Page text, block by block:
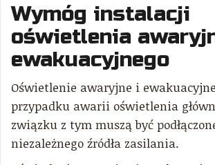
Wymóg instalacji
oświetlenia
ewakuacyjnego
Oświetlenie awaryjne i
przypadku awarii oświetlenia
związku z tym muszą być
niezależnego źródła zasilania.